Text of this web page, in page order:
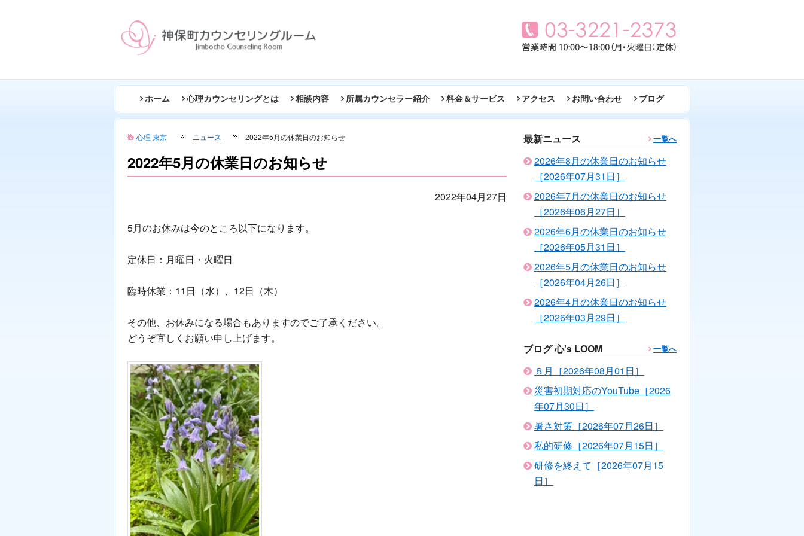
ホーム 心理カウンセリングとは 相談内容 所属カウンセラー紹介 料金＆サービス アクセス お問い合わせ ブログ
心理 東京 ニュース 2022年5月の休業日のお知らせ
2022年5月の休業日のお知らせ
2022年04月27日
5月のお休みは今のところ以下になります。
定休日：月曜日・火曜日
臨時休業：11日（水）、12日（木）
その他、お休みになる場合もありますのでご了承ください。
どうぞ宜しくお願い申し上げます。
最新ニュース 一覧へ
2026年8月の休業日のお知らせ
［2026年07月31日］
2026年7月の休業日のお知らせ
［2026年06月27日］
2026年6月の休業日のお知らせ
［2026年05月31日］
2026年5月の休業日のお知らせ
［2026年04月26日］
2026年4月の休業日のお知らせ
［2026年03月29日］
ブログ 心's LOOM 一覧へ
８月［2026年08月01日］
災害初期対応のYouTube［2026
年07月30日］
暑さ対策［2026年07月26日］
私的研修［2026年07月15日］
研修を終えて［2026年07月15
日］